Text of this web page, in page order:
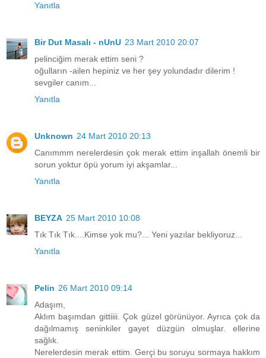
Yanıtla
Bir Dut Masalı - nUnU 23 Mart 2010 20:07
pelinciğim merak ettim seni ?
oğulların -ailen hepiniz ve her şey yolundadır dilerim !
sevgiler canım...
Yanıtla
Unknown 24 Mart 2010 20:13
Canımmm nerelerdesin çok merak ettim inşallah önemli bir
sorun yoktur öpü yorum iyi akşamlar...
Yanıtla
BEYZA 25 Mart 2010 10:08
Tık Tık Tık....Kimse yok mu?... Yeni yazılar bekliyoruz...
Yanıtla
Pelin 26 Mart 2010 09:14
Adaşım,
Aklım başımdan gittiiii. Çok güzel görünüyor. Ayrıca çok da
dağılmamış seninkiler gayet düzgün olmuşlar. ellerine
sağlık.
Nerelerdesin merak ettim. Gerçi bu soruyu sormaya hakkım